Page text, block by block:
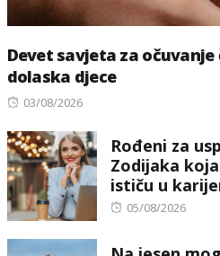
Devet savjeta za
dolaska djece
Posted
03/08/2026
Rođeni za
Zodijaka
ističu u
Posted
05/08/2026